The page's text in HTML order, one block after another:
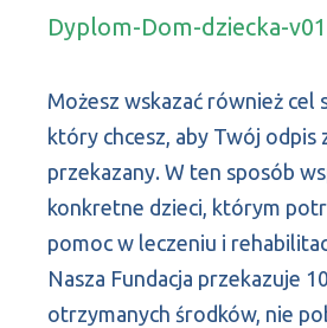
Możesz wskazać również cel
który chcesz, aby Twój odpis
przekazany. W ten sposób
konkretne dzieci, którym
pomoc w leczeniu i
Nasza Fundacja przekazuje
otrzymanych środków, nie